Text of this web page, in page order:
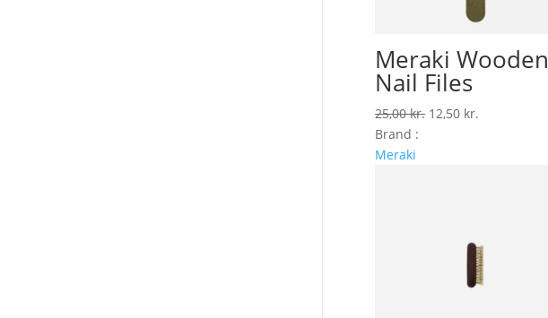
Meraki Wooden
Nail Files
25,00kr. Den
12,50 kr.Den
Brand :
Meraki